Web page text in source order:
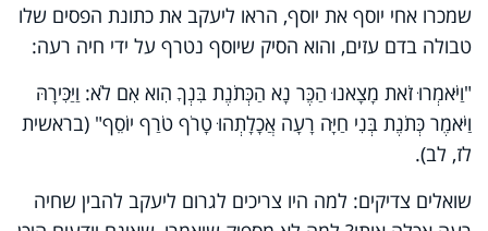
שמכרו אחי יוסף את יוסף, הראו ליעקב את כתונת הפסים שלו
טבולה בדם עזים, והוא הסיק שיוסף נטרף על ידי חיה רעה:
"וַיֹּאמְרוּ זֹאת מָצָאנוּ הַכֶּר נָא הַכְּתֹנֶת בִּנְךָ הִוא אִם לֹא: וַיַּכִּירָהּ
וַיֹּאמֶר כְּתֹנֶת בְּנִי חַיָּה רָעָה אֲכָלָתְהוּ טָרֹף טֹרַף יוֹסֵף" (בראשית
לז, לב).
שואלים צדיקים: למה היו צריכים לגרום ליעקב להבין שחיה